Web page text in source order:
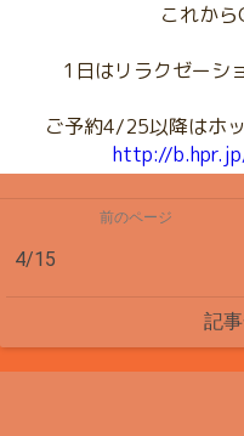
これか
1日はリラクゼーシ
ご予約4/25以降はホ
http://
前のページ
4/15
記